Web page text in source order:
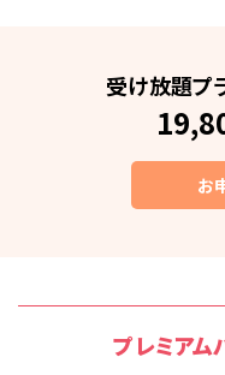
受け放題プ
お
プレミアム